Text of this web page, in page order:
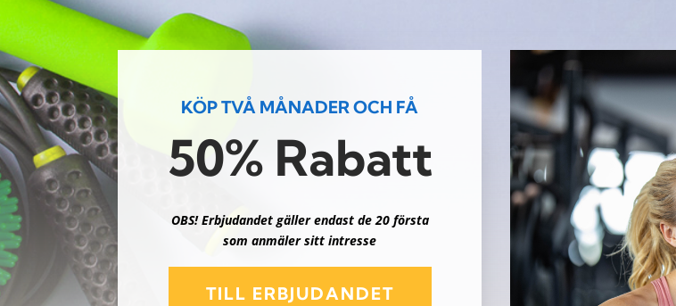
KÖP TVÅ MÅNADER OCH FÅ
50% Rabatt
OBS!Erbjudandet gäller endast de 20 första
som anmäler sitt intresse
TILL ERBJUDANDET